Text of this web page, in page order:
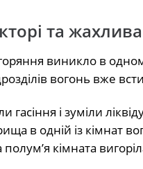
та жахлива
виникло в
вогонь вже
і зуміли
в одній із кімнат
полум’я кімната